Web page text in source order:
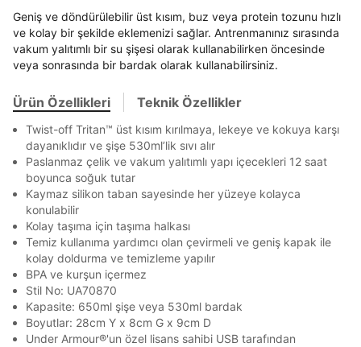
Banka Kart Taksit
İşbankası Maximum
Akbank Axess 4
Ziraat Bankası Ziraat Bankası
QNB QNB
AnadoluBank World
Kapat
Geniş ve döndürülebilir üst kısım, buz veya protein tozunu hızlı
ve kolay bir şekilde eklemenizi sağlar. Antrenmanınız sırasında
vakum yalıtımlı bir su şişesi olarak kullanabilirken öncesinde
veya sonrasında bir bardak olarak kullanabilirsiniz.
Ürün Özellikleri Teknik Özellikler
Twist-off Tritan™ üst kısım kırılmaya, lekeye ve kokuya karşı
dayanıklıdır ve şişe 530ml’lik sıvı alır
Paslanmaz çelik ve vakum yalıtımlı yapı içecekleri 12 saat
boyunca soğuk tutar
Kaymaz silikon taban sayesinde her yüzeye kolayca
konulabilir
Kolay taşıma için taşıma halkası
Temiz kullanıma yardımcı olan çevirmeli ve geniş kapak ile
kolay doldurma ve temizleme yapılır
BPA ve kurşun içermez
Stil No: UA70870
Kapasite: 650ml şişe veya 530ml bardak
Boyutlar: 28cm Y x 8cm G x 9cm D
Under Armour®'un özel lisans sahibi USB tarafından
Mağazada Bul
Mağazada Bul
BEDEN TABLOSU
Kapat
Stok Bildirimi
bildirim göndereceğiz.
Kapat
Term Of Use
ipsum
Siparişinizin durumu hakkında bilgi alabilmek için
aşağıdaki bilgileri giriniz.
E-posta Adresi *
Sipariş Numaranız *
En az 8 karakter
Bir küçük harf karakter
Bir rakam
Bir büyük harf
En az 1 özel karakter
Aşağıdakileri okudum ve kabul ediyorum:
uyarınca işlenecektir. Kişisel verilerimin Doğuş
Perakende Satış Giyim ve Aksesuar Ticaret A.Ş.
tarafından ticari elektronik ileti gönderilmesi amacıyla
işlenmesini kabul ediyorum.
Sms
E-mail
Çağrı Merkezi / Arama
Kişisel verilerimin Doğuş Perakende Satış Giyim ve
Aksesuar Ticaret A.Ş. bünyesinde yer alan
markalara ait ürünlerin bana özel pazarlanması ve
Doğuş Grubu şirketlerinde bulunan pazarlama
verilerimin kişiselleştirilmiş reklamcılık faaliyeti
amacıyla işlenmesini kabul ediyorum.
sn
SMS Onay Kodu
Bilgilerinizi güncellemek için lütfen telefonunuza SMS
ile gelen kodu girerek telefon numaranızı doğrulayın.
sn
SMS Onay Kodu
Bilgilerinizi güncellemek için lütfen telefonunuza SMS
ile gelen kodu girerek telefon numaranızı doğrulayın.